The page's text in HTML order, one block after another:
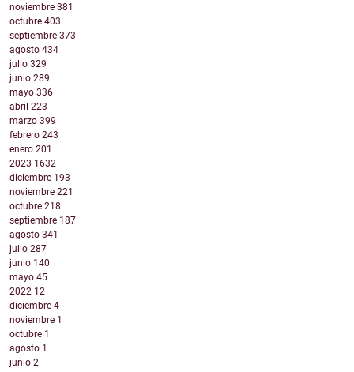
noviembre 381
octubre 403
septiembre 373
agosto 434
julio 329
junio 289
mayo 336
abril 223
marzo 399
febrero 243
enero 201
2023 1632
diciembre 193
noviembre 221
octubre 218
septiembre 187
agosto 341
julio 287
junio 140
mayo 45
2022 12
diciembre 4
noviembre 1
octubre 1
agosto 1
junio 2